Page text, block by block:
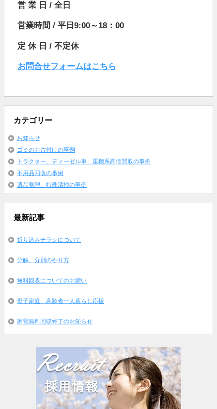
営 業 日 / 全日
営業時間 / 平日9:00～18：00
定 休 日 / 不定休
お問合せフォームはこちら
カテゴリー
お知らせ
ゴミのお片付けの事例
トラクター、ディーゼル車、重機系高価買取の事例
不用品回収の事例
遺品整理、特殊清掃の事例
最新記事
折り込みチラシについて
分解、分別のやり方
無料回収についてのお願い
母子家庭 高齢者一人暮らし応援
家電無料回収終了のお知らせ